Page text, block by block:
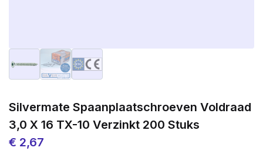
Silvermate Spaanplaatschroeven Voldraad
3,0 X 16 TX-10 Verzinkt 200 Stuks
€ 2,67